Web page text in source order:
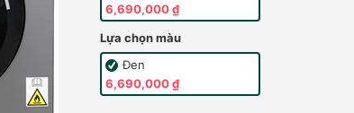
6,690,000 ₫
Lựa chọn màu
Đen
6,690,000 ₫